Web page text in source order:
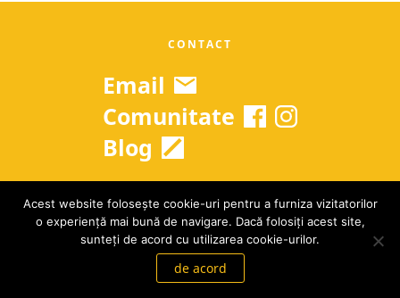
CONTACT
Email
Comunitate
Blog
Copyright © 2026 Grow Up Romania
| Termeni si conditii
Acest website folosește cookie-uri pentru a furniza vizitatorilor
o experiență mai bună de navigare. Dacă folosiți acest site,
sunteți de acord cu utilizarea cookie-urilor.
de acord